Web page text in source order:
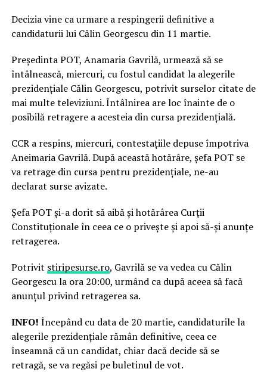
Decizia vine ca urmare a respingerii definitive a
candidaturii lui Călin Georgescu din 11 martie.
Președinta POT, Anamaria Gavrilă, urmează să se
întâlnească, miercuri, cu fostul candidat la alegerile
prezidențiale Călin Georgescu, potrivit surselor citate de
mai multe televiziuni. Întâlnirea are loc înainte de o
posibilă retragere a acesteia din cursa prezidențială.
CCR a respins, miercuri, contestațiile depuse împotriva
Aneimaria Gavrilă. După această hotărâre, șefa POT se
va retrage din cursa pentru prezidențiale, ne-au
declarat surse avizate.
Șefa POT și-a dorit să aibă și hotărârea Curții
Constituționale în ceea ce o privește și apoi să-și anunțe
retragerea.
Potrivit stiripesurse.ro, Gavrilă se va vedea cu Călin
Georgescu la ora 20:00, urmând ca după aceea să facă
anunțul privind retragerea sa.
INFO! Începând cu data de 20 martie, candidaturile la
alegerile prezidențiale rămân definitive, ceea ce
înseamnă că un candidat, chiar dacă decide să se
retragă, se va regăsi pe buletinul de vot.